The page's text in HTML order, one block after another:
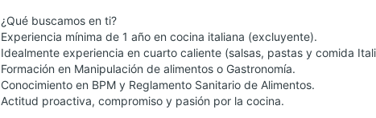
¿Qué buscamos en ti?
Experiencia mínima de 1 año en cocina italiana (excluyente).
Idealmente experiencia en cuarto caliente (salsas, pastas y comida
Formación en Manipulación de alimentos o Gastronomía.
Conocimiento en BPM y Reglamento Sanitario de Alimentos.
Actitud proactiva, compromiso y pasión por la cocina.